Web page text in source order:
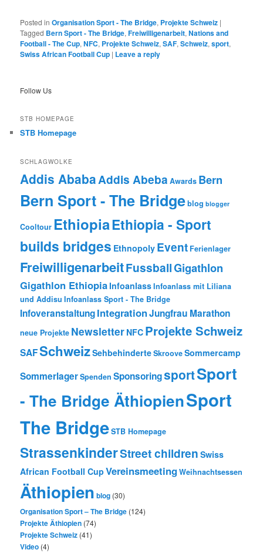
Posted in Organisation Sport - The Bridge, Projekte Schweiz |
Tagged Bern Sport - The Bridge,Freiwilligenarbeit,Nations and
Football - The Cup,NFC, Projekte Schweiz,SAF,Schweiz,sport,
Swiss African Football Cup | Leave a reply
Follow Us
STB HOMEPAGE
STB Homepage
SCHLAGWOLKE
Addis AbabaAddis Abeba Awards Bern
Bern Sport - The Bridgeblog blogger
Cooltour EthiopiaEthiopia - Sport
builds bridges Ethnopoly Event Ferienlager
FreiwilligenarbeitFussballGigathlon
Gigathlon EthiopiaInfoanlassInfoanlass mit Liliana
und Addisu Infoanlass Sport - The Bridge
InfoveranstaltungIntegrationJungfrau Marathon
neue Projekte Newsletter NFC Projekte Schweiz
SAFSchweizSehbehinderteSkrooveSommercamp
SommerlagerSpenden SponsoringsportSport
- The Bridge ÄthiopienSport
The BridgeSTB Homepage
StrassenkinderStreet children Swiss
African Football Cup Vereinsmeeting Weihnachtsessen
Äthiopien blog (30)
Organisation Sport – The Bridge (124)
Projekte Äthiopien (74)
Projekte Schweiz (41)
Video (4)